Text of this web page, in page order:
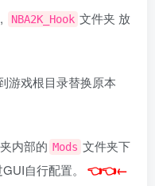
, NBA2K_Hook 文件夹 放
游戏根目录替换原本
内部的 Mods 文件夹下
自行配置。 👈👈←